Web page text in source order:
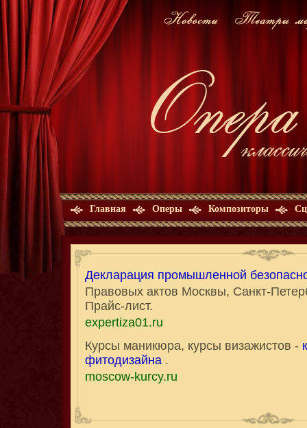
Главная Оперы Композиторы
Декларация промышленной
Правовых актов Москвы, Санкт-
Прайс-лист.
expertiza01.ru
Курсы маникюра, курсы визажистов -
фитодизайна .
moscow-kurcy.ru